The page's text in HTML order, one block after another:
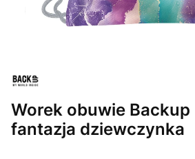
Worek obuwie Backup
fantazja dziewczynka